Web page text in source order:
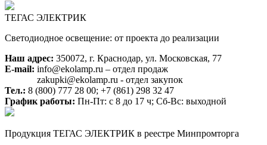
ТЕГАС ЭЛЕКТРИК
Светодиодное освещение: от проекта до реализации
Наш адрес: 350072, г. Краснодар, ул. Московская, 77
E-mail: info@ekolamp.ru – отдел продаж
zakupki@ekolamp.ru - отдел закупок
Тел.: 8 (800) 777 28 00; +7 (861) 298 32 47
График работы: Пн-Пт: с 8 до 17 ч; Сб-Вс: выходной
Продукция ТЕГАС ЭЛЕКТРИК в реестре Минпромторга